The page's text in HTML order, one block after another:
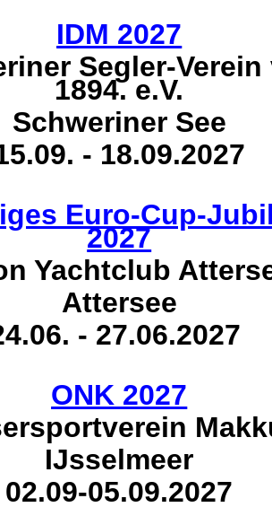
IDM 2027
Segler-Verein
1894. e.V.
Schweriner See
- 18.09.2027
Euro-Cup-
2027
Yachtclub
Attersee
- 27.06.2027
ONK 2027
IJsselmeer
02.09-05.09.2027